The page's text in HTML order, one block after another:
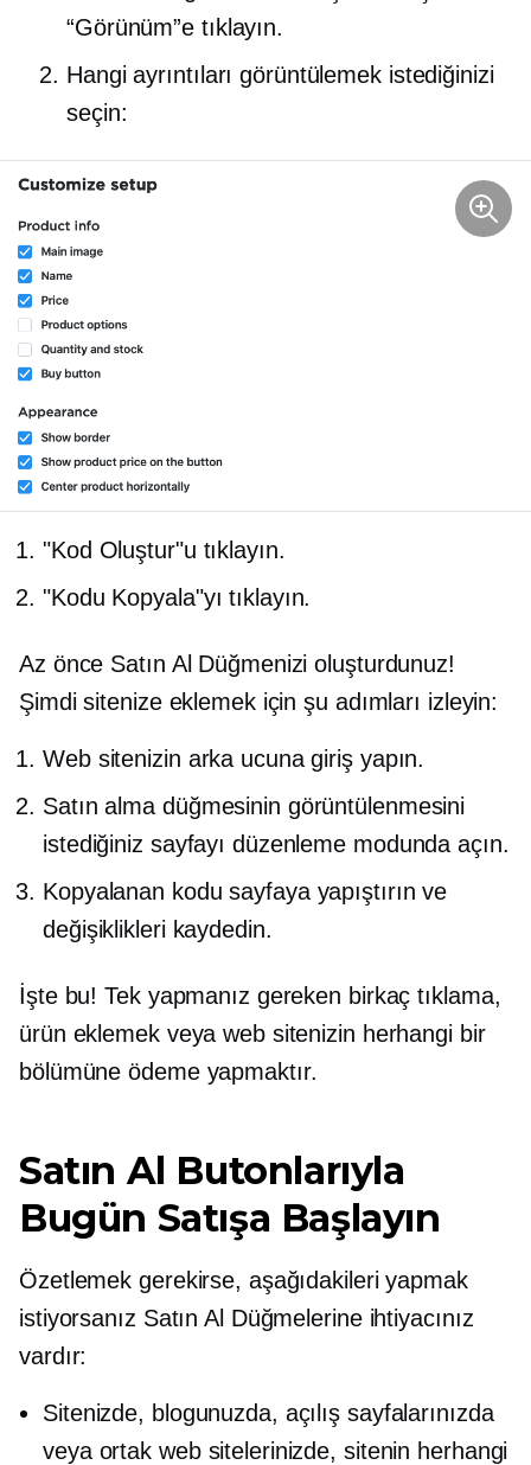
“Görünüm”e tıklayın.
Hangi ayrıntıları görüntülemek istediğinizi
seçin:
"Kod Oluştur"u tıklayın.
"Kodu Kopyala"yı tıklayın.
Az önce Satın Al Düğmenizi oluşturdunuz!
Şimdi sitenize eklemek için şu adımları izleyin:
Web sitenizin arka ucuna giriş yapın.
Satın alma düğmesinin görüntülenmesini
istediğiniz sayfayı düzenleme modunda açın.
Kopyalanan kodu sayfaya yapıştırın ve
değişiklikleri kaydedin.
İşte bu! Tek yapmanız gereken birkaç tıklama,
ürün eklemek veya web sitenizin herhangi bir
bölümüne ödeme yapmaktır.
Satın Al Butonlarıyla
Bugün Satışa Başlayın
Özetlemek gerekirse, aşağıdakileri yapmak
istiyorsanız Satın Al Düğmelerine ihtiyacınız
vardır:
Sitenizde, blogunuzda, açılış sayfalarınızda
veya ortak web sitelerinizde, sitenin herhangi